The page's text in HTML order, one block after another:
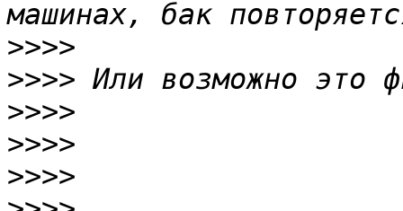
>>>>
>>>>
>>>>
>>>>
>>>>